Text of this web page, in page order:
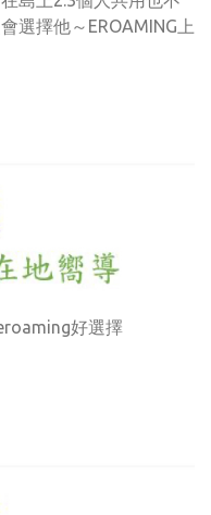
選擇他～EROAMING上
好選擇